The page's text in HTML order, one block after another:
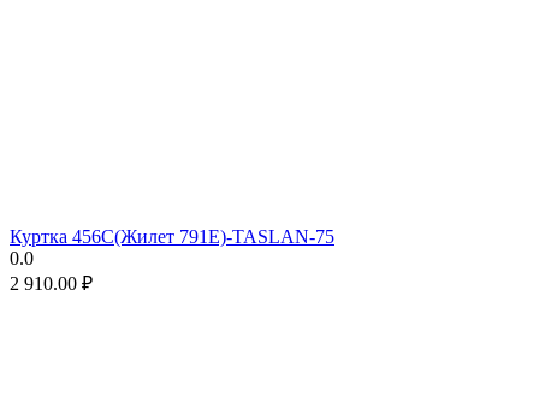
Куртка 456C(Жилет 791E)-TASLAN-75
0.0
2 910.00 ₽